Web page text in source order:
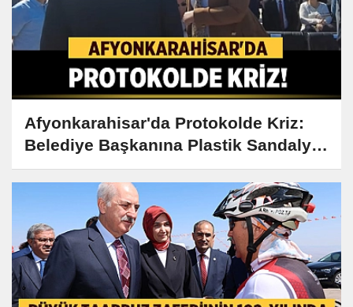
Afyonkarahisar'da Protokolde Kriz:
Belediye Başkanına Plastik Sandalye
Tepkisi